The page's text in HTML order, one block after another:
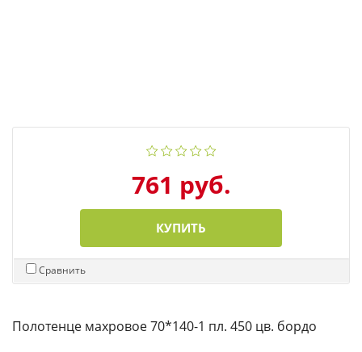
761 руб.
КУПИТЬ
Сравнить
Полотенце махровое 70*140-1 пл. 450 цв. бордо